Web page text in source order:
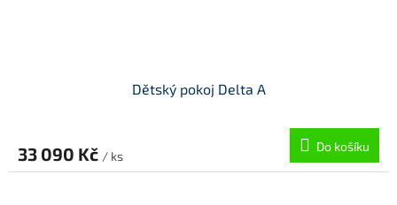
Dětský pokoj Delta A
33 090 Kč / ks
Do košíku